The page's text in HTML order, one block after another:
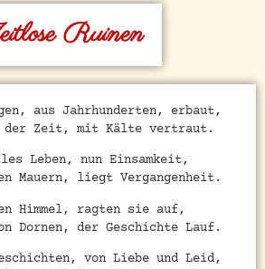
Ruinen
aus Jahrhunderten, erbaut,
der Zeit, mit Kälte vertraut.
Leben, nun Einsamkeit,
Mauern, liegt Vergangenheit.
Himmel, ragten sie auf,
Dornen, der Geschichte Lauf.
von Liebe und Leid,